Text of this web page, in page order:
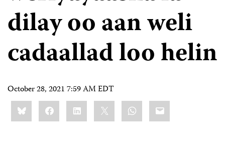
dilay oo aan weli
cadaallad loo helin
October 28, 2021 7:59 AM EDT
Share
this:BlueskyFacebookLinkedIn WhatsApp
Email